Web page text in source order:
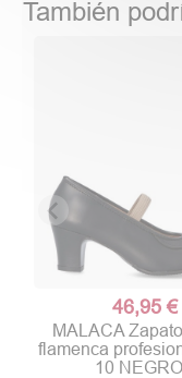
También
46,95 €
MALACA
flamenca
10 NEGRO